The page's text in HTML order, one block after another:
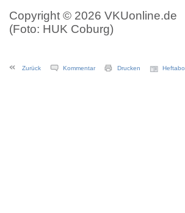
Copyright © 2026 VKUonline.de
(Foto: HUK Coburg)
Zurück Kommentar Drucken Heftabo